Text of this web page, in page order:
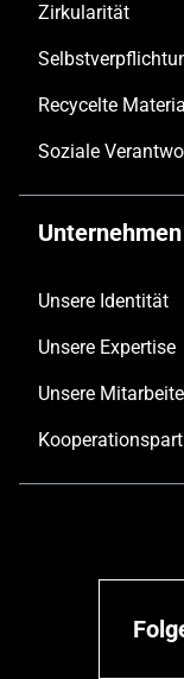
Zirkularität
Recycelte
Soziale
Unternehmen
Unsere Identität
Unsere Expertise
Unsere